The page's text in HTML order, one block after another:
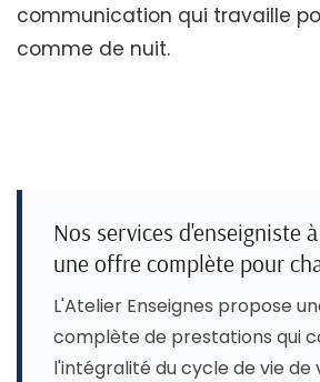
communication qui travaille
comme de nuit.
Nos services d'enseigniste
une offre complète pour
L'Atelier Enseignes propose
complète de prestations qui
l'intégralité du cycle de vie de